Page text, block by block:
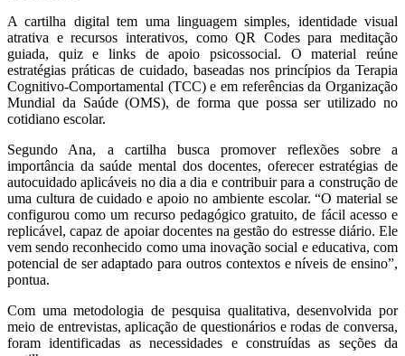
A cartilha digital tem uma linguagem simples, identidade visual
atrativa e recursos interativos, como QR Codes para meditação
guiada, quiz e links de apoio psicossocial. O material reúne
estratégias práticas de cuidado, baseadas nos princípios da Terapia
Cognitivo-Comportamental (TCC) e em referências da Organização
Mundial da Saúde (OMS), de forma que possa ser utilizado no
cotidiano escolar.
Segundo Ana, a cartilha busca promover reflexões sobre a
importância da saúde mental dos docentes, oferecer estratégias de
autocuidado aplicáveis no dia a dia e contribuir para a construção de
uma cultura de cuidado e apoio no ambiente escolar. “O material se
configurou como um recurso pedagógico gratuito, de fácil acesso e
replicável, capaz de apoiar docentes na gestão do estresse diário. Ele
vem sendo reconhecido como uma inovação social e educativa, com
potencial de ser adaptado para outros contextos e níveis de ensino”,
pontua.
Com uma metodologia de pesquisa qualitativa, desenvolvida por
meio de entrevistas, aplicação de questionários e rodas de conversa,
foram identificadas as necessidades e construídas as seções da